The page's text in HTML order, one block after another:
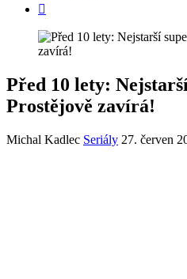
Před 10 lety:
Prostějově zavírá!
Michal Kadlec Seriály 27. červen